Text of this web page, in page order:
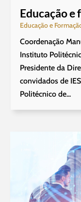
Educação e
Educação e
Coordenação
Instituto
Presidente da
convidados de
Politécnico de...